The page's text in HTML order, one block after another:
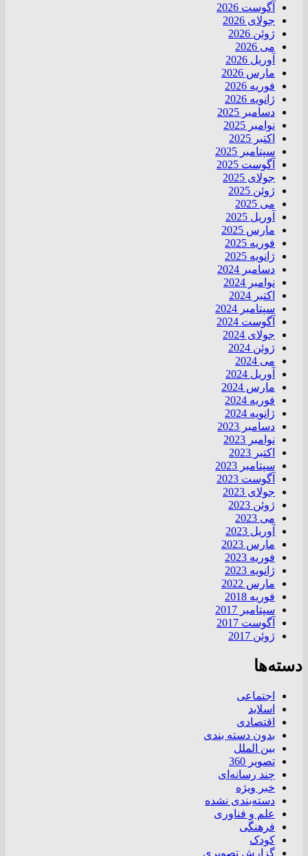
آگوست 2026
جولای 2026
ژوئن 2026
می 2026
آوریل 2026
مارس 2026
فوریه 2026
ژانویه 2026
دسامبر 2025
نوامبر 2025
اکتبر 2025
سپتامبر 2025
آگوست 2025
جولای 2025
ژوئن 2025
می 2025
آوریل 2025
مارس 2025
فوریه 2025
ژانویه 2025
دسامبر 2024
نوامبر 2024
اکتبر 2024
سپتامبر 2024
آگوست 2024
جولای 2024
ژوئن 2024
می 2024
آوریل 2024
مارس 2024
فوریه 2024
ژانویه 2024
دسامبر 2023
نوامبر 2023
اکتبر 2023
سپتامبر 2023
آگوست 2023
جولای 2023
ژوئن 2023
می 2023
آوریل 2023
مارس 2023
فوریه 2023
ژانویه 2023
مارس 2022
فوریه 2018
سپتامبر 2017
آگوست 2017
ژوئن 2017
دسته‌ها
اجتماعی
اسلاید
اقتصادی
بدون دسته بندی
بین الملل
تصویر 360
چند رسانه‌ای
خبر ویژه
دسته‌بندی نشده
علم و فناوری
فرهنگی
کودک
گزارش تصویری